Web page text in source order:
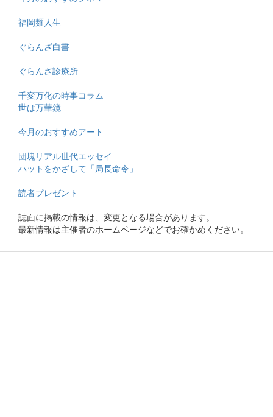
福岡麺人生
ぐらんざ白書
ぐらんざ診療所
千変万化の時事コラム
世は万華鏡
今月のおすすめアート
団塊リアル世代エッセイ
ハットをかざして「局長命令」
読者プレゼント
誌面に掲載の情報は、変更となる場合があります。
最新情報は主催者のホームページなどでお確かめください。